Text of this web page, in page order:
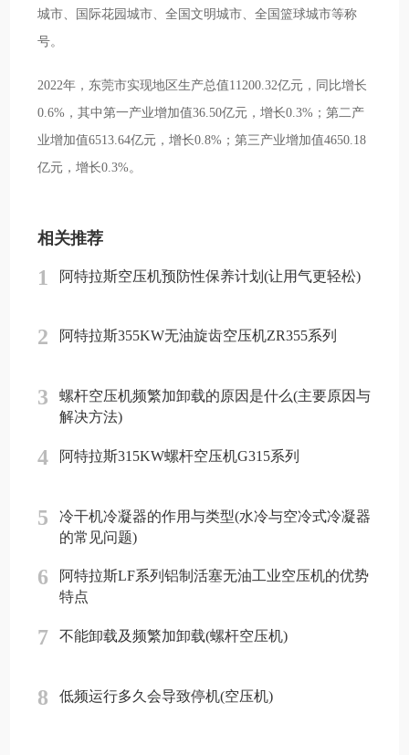
城市、国际花园城市、全国文明城市、全国篮球城市等称
号。
2022年，东莞市实现地区生产总值11200.32亿元，同比增长
0.6%，其中第一产业增加值36.50亿元，增长0.3%；第二产
业增加值6513.64亿元，增长0.8%；第三产业增加值4650.18
亿元，增长0.3%。
相关推荐
1 阿特拉斯空压机预防性保养计划(让用气更轻松)
2 阿特拉斯355KW无油旋齿空压机ZR355系列
3
螺杆空压机频繁加卸载的原因是什么(主要原因与
解决方法)
4 阿特拉斯315KW螺杆空压机G315系列
5
冷干机冷凝器的作用与类型(水冷与空冷式冷凝器
的常见问题)
6
阿特拉斯LF系列铝制活塞无油工业空压机的优势
特点
7 不能卸载及频繁加卸载(螺杆空压机)
8 低频运行多久会导致停机(空压机)